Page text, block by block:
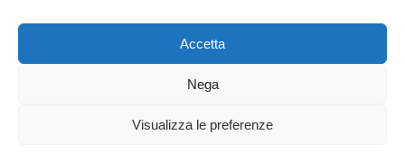
Accetta
Nega
Visualizza le preferenze